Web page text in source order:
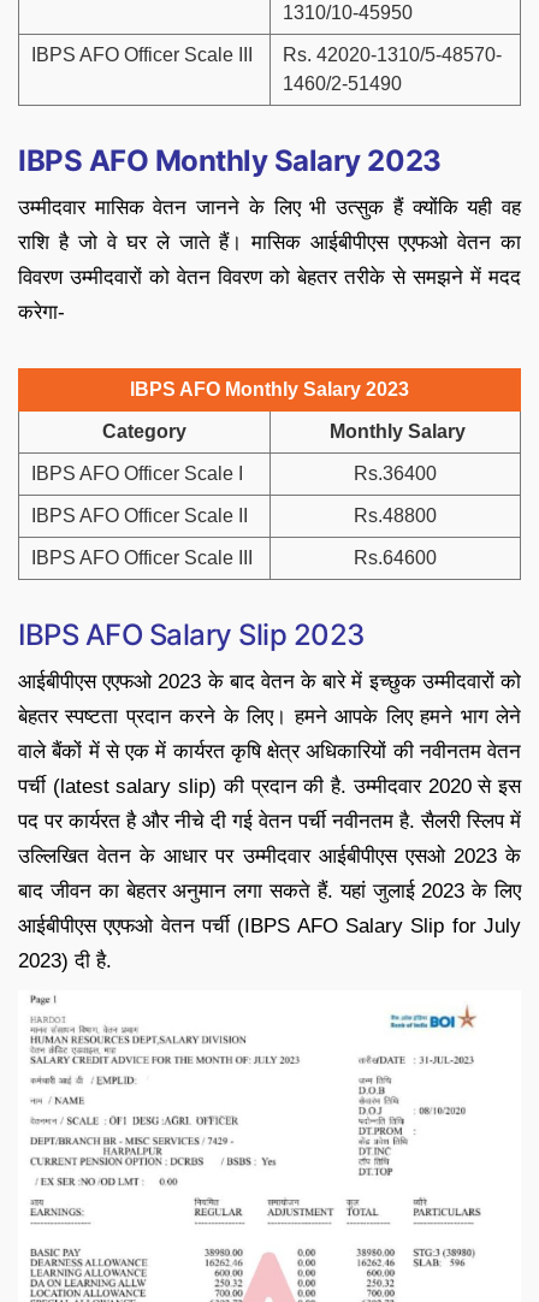
1310/10-45950
IBPS AFO Officer Scale III
Rs. 42020-1310/5-48570-
1460/2-51490
IBPS AFO Monthly Salary 2023
उम्मीदवार मासिक वेतन जानने के लिए भी उत्सुक हैं क्योंकि यही वह
राशि है जो वे घर ले जाते हैं। मासिक आईबीपीएस एएफओ वेतन का
विवरण उम्मीदवारों को वेतन विवरण को बेहतर तरीके से समझने में मदद
करेगा-
IBPS AFO Monthly Salary 2023
Category Monthly Salary
IBPS AFO Officer Scale I Rs.36400
IBPS AFO Officer Scale II Rs.48800
IBPS AFO Officer Scale III Rs.64600
IBPS AFO Salary Slip 2023
आईबीपीएस एएफओ 2023 के बाद वेतन के बारे में इच्छुक उम्मीदवारों को
बेहतर स्पष्टता प्रदान करने के लिए। हमने आपके लिए हमने भाग लेने
वाले बैंकों में से एक में कार्यरत कृषि क्षेत्र अधिकारियों की नवीनतम वेतन
पर्ची (latest salary slip) की प्रदान की है. उम्मीदवार 2020 से इस
पद पर कार्यरत है और नीचे दी गई वेतन पर्ची नवीनतम है. सैलरी स्लिप में
उल्लिखित वेतन के आधार पर उम्मीदवार आईबीपीएस एसओ 2023 के
बाद जीवन का बेहतर अनुमान लगा सकते हैं. यहां जुलाई 2023 के लिए
आईबीपीएस एएफओ वेतन पर्ची (IBPS AFO Salary Slip for July
2023) दी है.